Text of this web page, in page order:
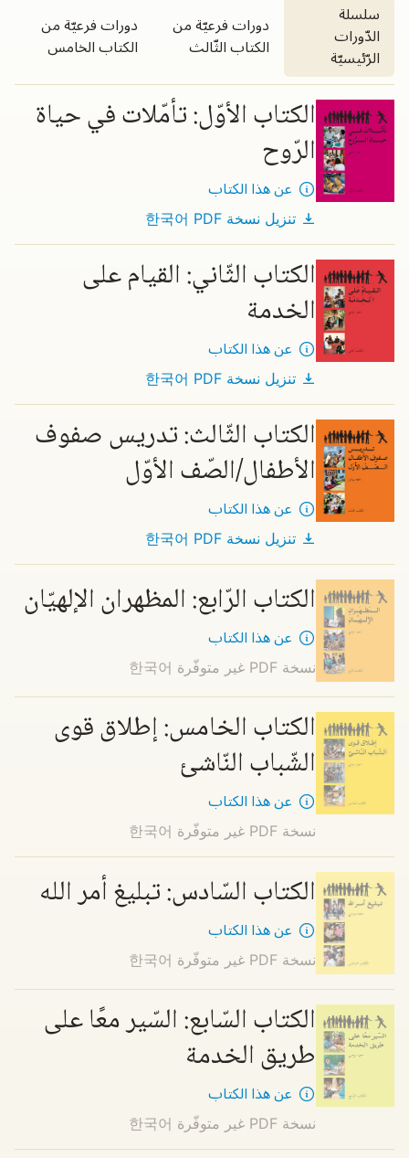
سلسلة
الدّورات
الرّئيسيّة
دورات فرعيّة من
الكتاب الثّالث
دورات فرعيّة من
الكتاب الخامس
سلسلة الدّورات الرّئيسيّةالكتاب الأوّل: تأمّلات في حياة
الرّوح
عن هذا الكتاب
تنزيل نسخة PDF 한국어
الكتاب الثّاني: القيام على
الخدمة
عن هذا الكتاب
تنزيل نسخة PDF 한국어
الكتاب الثّالث: تدريس صفوف
الأطفال/الصّف الأوّل
عن هذا الكتاب
تنزيل نسخة PDF 한국어
الكتاب الرّابع: المظهران الإلهيّان
عن هذا الكتاب
نسخة PDF غير متوفّرة 한국어
الكتاب الخامس: إطلاق قوى
الشّباب النّاشئ
عن هذا الكتاب
نسخة PDF غير متوفّرة 한국어
الكتاب السّادس: تبليغ أمر الله
عن هذا الكتاب
نسخة PDF غير متوفّرة 한국어
الكتاب السّابع: السّير معًا على
طريق الخدمة
عن هذا الكتاب
نسخة PDF غير متوفّرة 한국어